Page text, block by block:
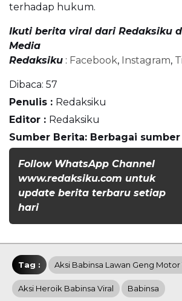
terhadap hukum.
Ikuti berita viral dari Redaksiku
Media
Redaksiku : Facebook, Instagram,
Dibaca: 57
Penulis : Redaksiku
Editor : Redaksiku
Sumber Berita: Berbagai sumber
Follow WhatsApp Channel
www.redaksiku.com untuk
update berita terbaru setiap
hari
Tag : Aksi Babinsa Lawan Geng Motor
Aksi Heroik Babinsa Viral Babinsa